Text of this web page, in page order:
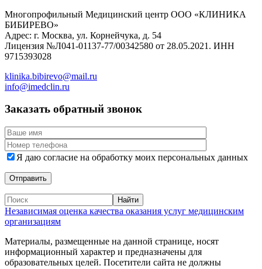
Многопрофильный Медицинский центр ООО «КЛИНИКА
БИБИРЕВО»
Адрес: г. Москва, ул. Корнейчука, д. 54
Лицензия №Л041-01137-77/00342580 от 28.05.2021. ИНН
9715393028
klinika.bibirevo@mail.ru
info@imedclin.ru
Заказать обратный звонок
Я даю согласие на обработку моих персональных данных
Независимая оценка качества оказания услуг медицинским
организациям
Материалы, размещенные на данной странице, носят
информационный характер и предназначены для
образовательных целей. Посетители сайта не должны